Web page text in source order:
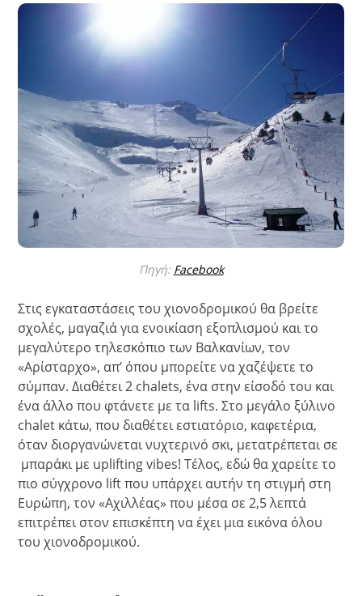
Πηγή: Facebook
Στις εγκαταστάσεις του χιονοδρομικού θα βρείτε
σχολές, μαγαζιά για ενοικίαση εξοπλισμού και το
μεγαλύτερο τηλεσκόπιο των Βαλκανίων, τον
«Αρίσταρχο», απ’ όπου μπορείτε να χαζέψετε το
σύμπαν. Διαθέτει 2 chalets, ένα στην είσοδό του και
ένα άλλο που φτάνετε με τα lifts. Στο μεγάλο ξύλινο
chalet κάτω, που διαθέτει εστιατόριο, καφετέρια,
όταν διοργανώνεται νυχτερινό σκι, μετατρέπεται σε
μπαράκι με uplifting vibes! Τέλος, εδώ θα χαρείτε το
πιο σύγχρονο lift που υπάρχει αυτήν τη στιγμή στη
Ευρώπη, τον «Αχιλλέας» που μέσα σε 2,5 λεπτά
επιτρέπει στον επισκέπτη να έχει μια εικόνα όλου
του χιονοδρομικού.